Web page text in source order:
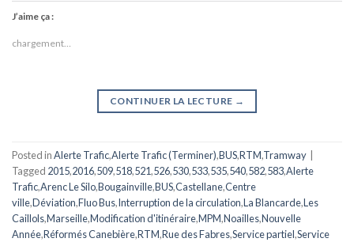
J’aime ça :
chargement…
CONTINUER LA LECTURE →
Posted inAlerte Trafic,Alerte Trafic (Terminer),BUS,RTM,Tramway
Tagged 2015,2016,509,518,521,526,530,533,535,540,582,583,Alerte
Trafic,Arenc Le Silo,Bougainville,BUS,Castellane,Centre
ville,Déviation,Fluo Bus,Interruption de la circulation,La Blancarde,Les
Caillols,Marseille,Modification d'itinéraire,MPM,Noailles,Nouvelle
Année,Réformés Canebière,RTM,Rue des Fabres,Service partiel,Service